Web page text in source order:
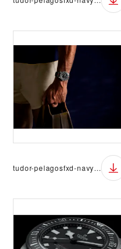
tudor-pelagosfxd-navy-03